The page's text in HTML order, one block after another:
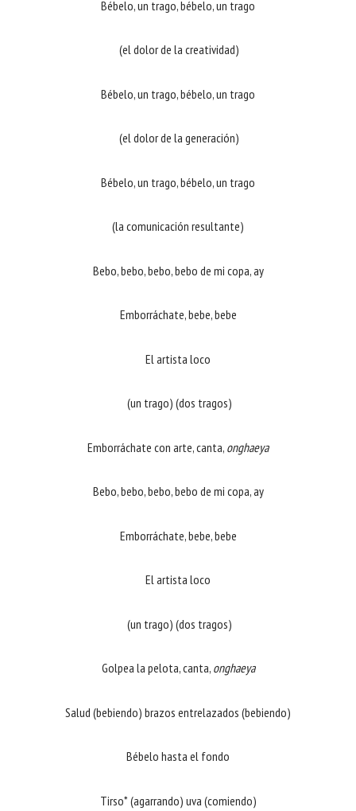
Bébelo, un trago, bébelo, un trago
(el dolor de la creatividad)
Bébelo, un trago, bébelo, un trago
(el dolor de la generación)
Bébelo, un trago, bébelo, un trago
(la comunicación resultante)
Bebo, bebo, bebo, bebo de mi copa, ay
Emborráchate, bebe, bebe
El artista loco
(un trago) (dos tragos)
Emborráchate con arte, canta, onghaeya
Bebo, bebo, bebo, bebo de mi copa, ay
Emborráchate, bebe, bebe
El artista loco
(un trago) (dos tragos)
Golpea la pelota, canta, onghaeya
Salud (bebiendo) brazos entrelazados (bebiendo)
Bébelo hasta el fondo
Tirso* (agarrando) uva (comiendo)